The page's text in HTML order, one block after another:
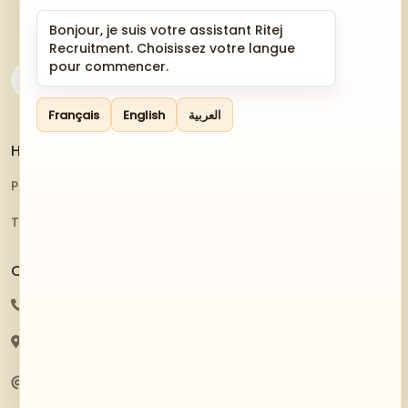
Helpful Resources
Privacy Policy
Terms And Conditions
Contact Us
Bonjour, je suis votre assistant Ritej
Recruitment. Choisissez votre langue
pour commencer.
Français English العربية